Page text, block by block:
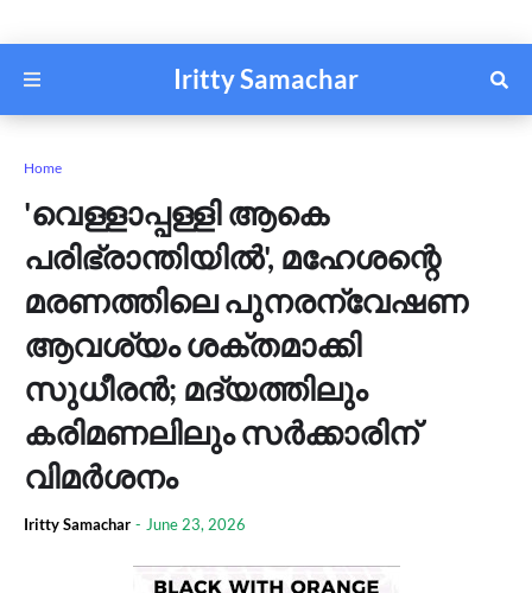
Iritty Samachar
Home
'വെള്ളാപ്പള്ളി ആകെ
പരിഭ്രാന്തിയിൽ', മഹേശന്റെ
മരണത്തിലെ പുനരന്വേഷണ
ആവശ്യം ശക്തമാക്കി
സുധീരൻ; മദ്യത്തിലും
കരിമണലിലും സർക്കാരിന്
വിമർശനം
Iritty Samachar - June 23, 2026